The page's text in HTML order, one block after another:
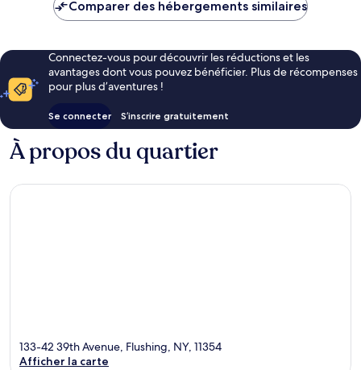
Comparer des hébergements similaires
Connectez-vous pour découvrir les réductions et les
avantages dont vous pouvez bénéficier. Plus de récompenses
pour plus d’aventures !
Se connecter S’inscrire gratuitement
À propos du quartier
133-42 39th Avenue, Flushing, NY, 11354
Afficher la carte